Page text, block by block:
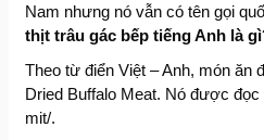
Nam nhưng nó vẫn có tên gọi
thịt trâu gác bếp tiếng Anh là gì
Theo từ điển Việt – Anh, món ăn
Dried Buffalo Meat. Nó được đọc
mit/.